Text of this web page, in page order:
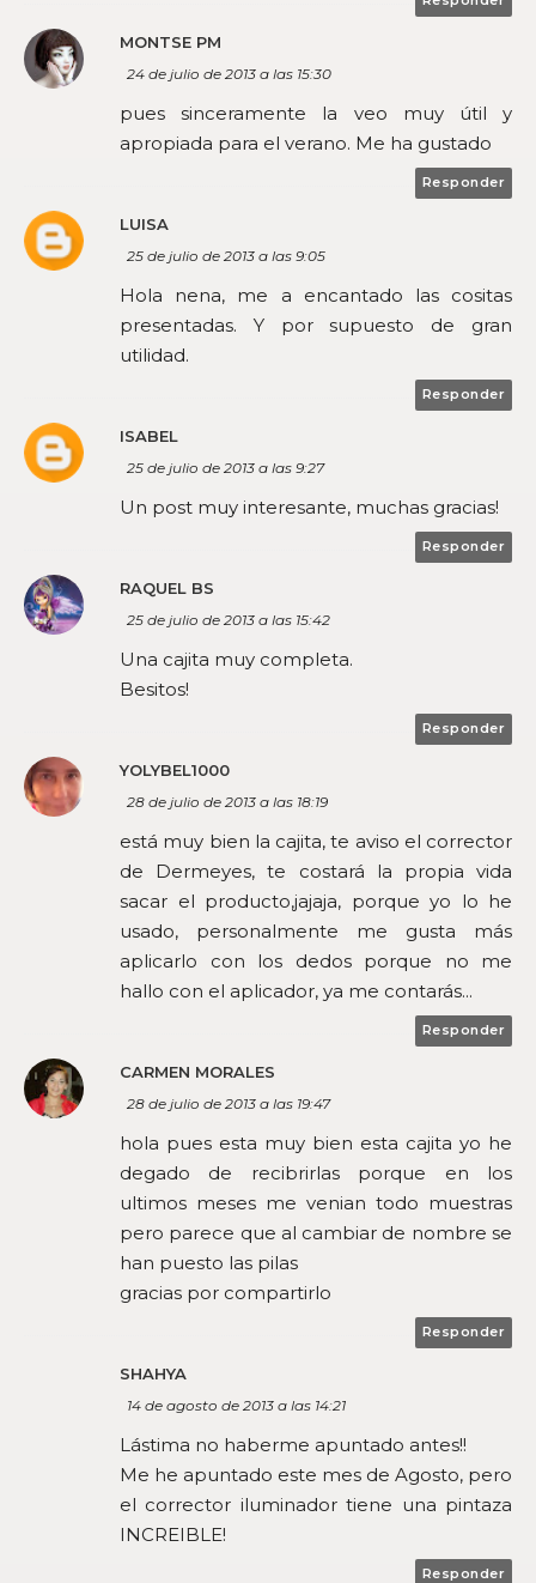
MONTSE PM
24 de julio de 2013 a las 15:30
pues sinceramente la veo muy útil y
apropiada para el verano. Me ha gustado
Responder
LUISA
25 de julio de 2013 a las 9:05
Hola nena, me a encantado las cositas
presentadas. Y por supuesto de gran
utilidad.
Responder
ISABEL
25 de julio de 2013 a las 9:27
Un post muy interesante, muchas gracias!
Responder
RAQUEL BS
25 de julio de 2013 a las 15:42
Una cajita muy completa.
Besitos!
Responder
YOLYBEL1000
28 de julio de 2013 a las 18:19
está muy bien la cajita, te aviso el corrector
de Dermeyes, te costará la propia vida
sacar el producto,jajaja, porque yo lo he
usado, personalmente me gusta más
aplicarlo con los dedos porque no me
hallo con el aplicador, ya me contarás...
Responder
CARMEN MORALES
28 de julio de 2013 a las 19:47
hola pues esta muy bien esta cajita yo he
degado de recibrirlas porque en los
ultimos meses me venian todo muestras
pero parece que al cambiar de nombre se
han puesto las pilas
gracias por compartirlo
Responder
SHAHYA
14 de agosto de 2013 a las 14:21
Lástima no haberme apuntado antes!!
Me he apuntado este mes de Agosto, pero
el corrector iluminador tiene una pintaza
INCREIBLE!
Responder